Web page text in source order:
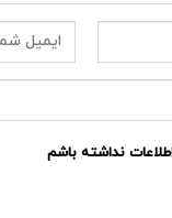
نداشته باشم